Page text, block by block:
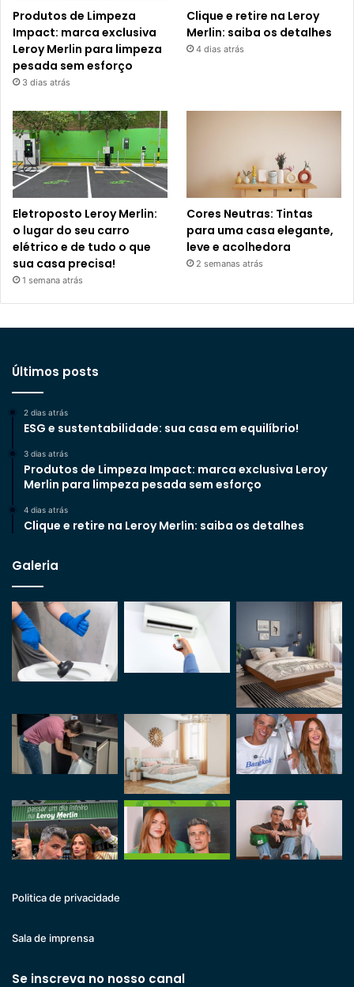
Produtos de Limpeza
Impact: marca exclusiva
Leroy Merlin para limpeza
pesada sem esforço
3 dias atrás
Clique e retire na Leroy
Merlin: saiba os detalhes
4 dias atrás
Eletroposto Leroy Merlin:
o lugar do seu carro
elétrico e de tudo o que
sua casa precisa!
1 semana atrás
Cores Neutras: Tintas
para uma casa elegante,
leve e acolhedora
2 semanas atrás
Últimos posts
2 dias atrás
ESG e sustentabilidade: sua casa em equilíbrio!
3 dias atrás
Produtos de Limpeza Impact: marca exclusiva Leroy
Merlin para limpeza pesada sem esforço
4 dias atrás
Clique e retire na Leroy Merlin: saiba os detalhes
Galeria
Politica de privacidade
Sala de imprensa
Se inscreva no nosso canal